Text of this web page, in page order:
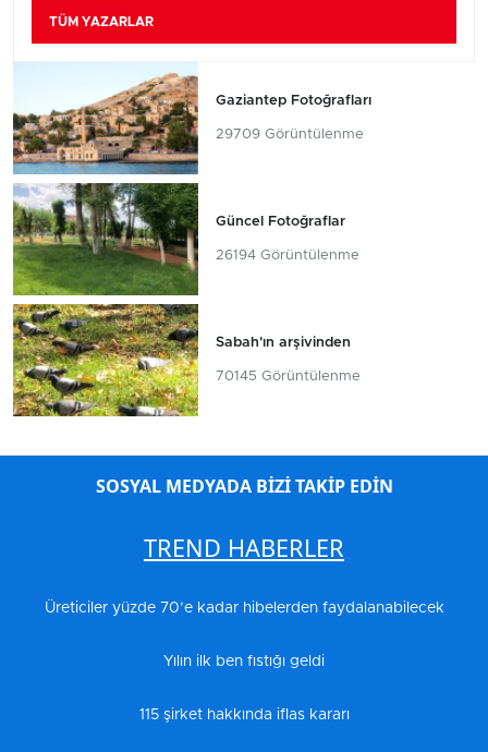
TÜM YAZARLAR
Gaziantep Fotoğrafları
29709 Görüntülenme
Güncel Fotoğraflar
26194 Görüntülenme
Sabah'ın arşivinden
70145 Görüntülenme
SOSYAL MEDYADA BİZİ TAKİP EDİN
TREND HABERLER
Üreticiler yüzde 70’e kadar hibelerden faydalanabilecek
Yılın ilk ben fıstığı geldi
115 şirket hakkında iflas kararı